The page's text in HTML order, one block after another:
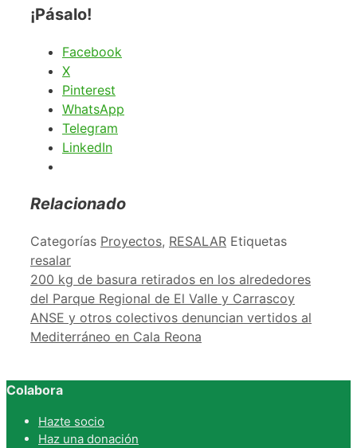
¡Pásalo!
Facebook
X
Pinterest
WhatsApp
Telegram
LinkedIn
Relacionado
Categorías Proyectos, RESALAR Etiquetas
resalar
200 kg de basura retirados en los alrededores
del Parque Regional de El Valle y Carrascoy
ANSE y otros colectivos denuncian vertidos al
Mediterráneo en Cala Reona
Colabora
Hazte socio
Haz una donación